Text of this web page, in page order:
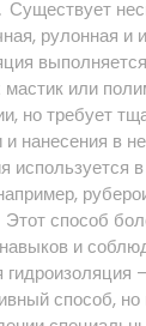
Существует
рулонная и
или
но требует
и нанесения в
используется
способ
и
гидроизоляция
способ, но